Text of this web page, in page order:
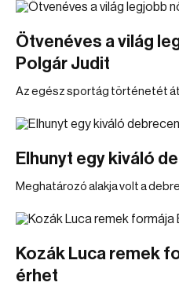
Ötvenéves a világ
Polgár Judit
Az egész sportág történetét
Elhunyt egy kiváló
Meghatározó alakja volt a
Kozák Luca remek
érhet